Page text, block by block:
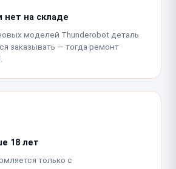
нет на складе
моделей Thunderobot деталь
заказывать — тогда ремонт
18 лет
только с